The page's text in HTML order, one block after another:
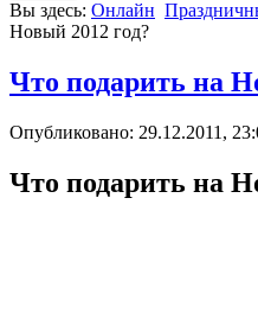
Вы здесь: Онлайн
Новый 2012 год?
Что подарить на
Опубликовано: 29.12.2011,
Что подарить на